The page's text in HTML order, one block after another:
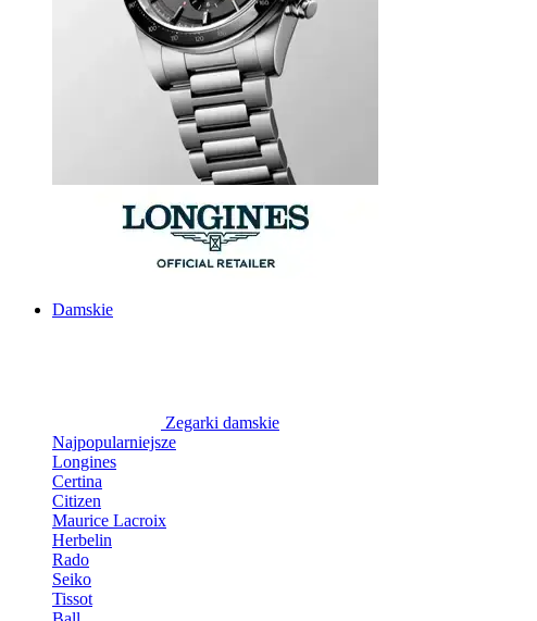
Damskie
Zegarki damskie
Najpopularniejsze
Longines
Certina
Citizen
Maurice Lacroix
Herbelin
Rado
Seiko
Tissot